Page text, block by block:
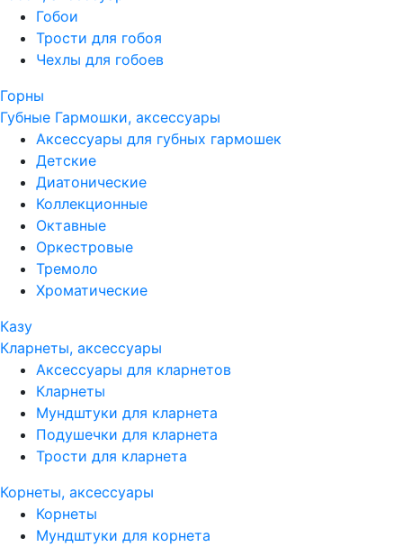
Гобои
Трости для гобоя
Чехлы для гобоев
Горны
Губные Гармошки, аксессуары
Аксессуары для губных гармошек
Детские
Диатонические
Коллекционные
Октавные
Оркестровые
Тремоло
Хроматические
Казу
Кларнеты, аксессуары
Аксессуары для кларнетов
Кларнеты
Мундштуки для кларнета
Подушечки для кларнета
Трости для кларнета
Корнеты, аксессуары
Корнеты
Мундштуки для корнета